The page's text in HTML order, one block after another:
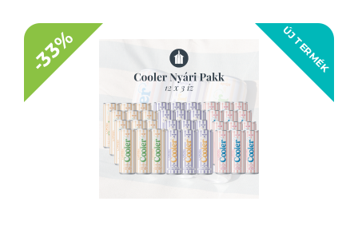
ÚJ TERMÉK
-33%